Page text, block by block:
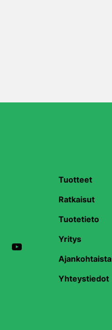
YouTube
Tuotteet
Ratkaisut
Tuotetieto
Yritys
Ajankohtaista
Yhteystiedot